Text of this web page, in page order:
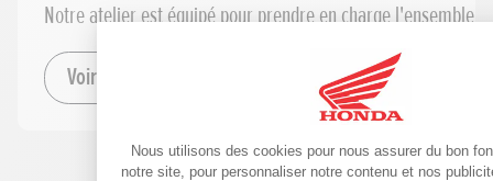
Notre atelier est équipé pour prendre en charge l'ensemble
Voir le détail